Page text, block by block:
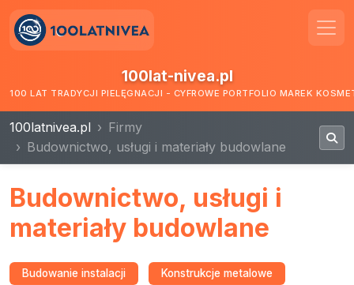
100lat-nivea.pl
100 LAT TRADYCJI PIELĘGNACJI - CYFROWE PORTFOLIO MAREK
100latnivea.pl
Firmy
Budownictwo, usługi i materiały budowlane
Budownictwo, usługi i
materiały budowlane
Budowanie instalacji Konstrukcje metalowe